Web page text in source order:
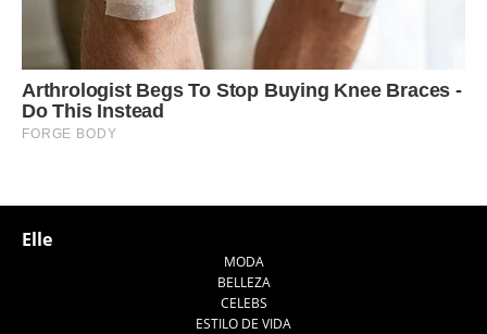
Elle
MODA
BELLEZA
CELEBS
ESTILO DE VIDA